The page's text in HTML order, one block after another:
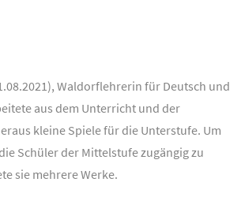
Waldorflehrerin für Deutsch und
aus dem Unterricht und der
kleine Spiele für die Unterstufe. Um
Schüler der Mittelstufe zugängig zu
sie mehrere Werke.